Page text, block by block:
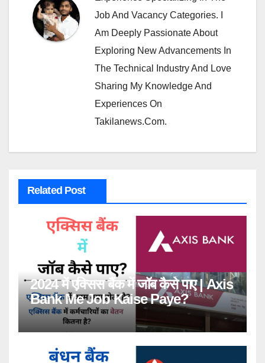
Job And Vacancy Categories. I
Am Deeply Passionate About
Exploring New Advancements In
The Technical Industry And Love
Sharing My Knowledge And
Experiences On
Takilanews.com.
Related Post
2024 में एक्सिस बैंक में जॉब कैसे पाए | Axis
Bank Me Job Kaise Paye?